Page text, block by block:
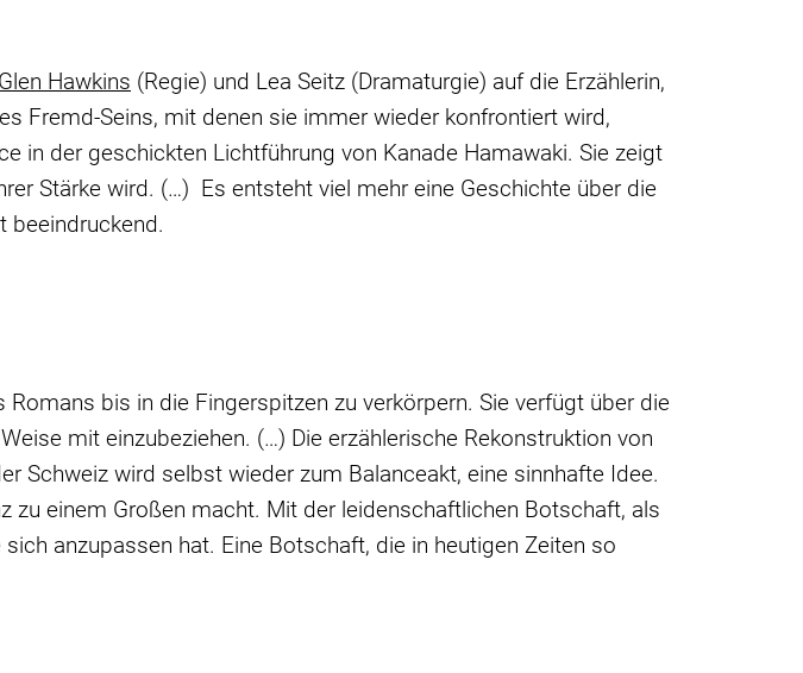
Glen Hawkins (Regie) und Lea Seitz (Dramaturgie) auf die Erzählerin,
Fremd-Seins, mit denen sie immer wieder konfrontiert wird,
in der geschickten Lichtführung von Kanade Hamawaki. Sie zeigt
Stärke wird. (…) Es entsteht viel mehr eine Geschichte über die
beeindruckend.
bis in die Fingerspitzen zu verkörpern. Sie verfügt über die
mit einzubeziehen. (…) Die erzählerische Rekonstruktion von
Schweiz wird selbst wieder zum Balanceakt, eine sinnhafte Idee.
zu einem Großen macht. Mit der leidenschaftlichen Botschaft, als
anzupassen hat. Eine Botschaft, die in heutigen Zeiten so